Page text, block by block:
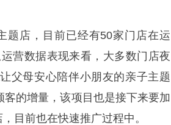
题店，目前已经有50家门店在运
营数据表现来看，大多数门店夜
父母安心陪伴小朋友的亲子主题
的增量，该项目也是接下来要加
目前也在快速推广过程中。